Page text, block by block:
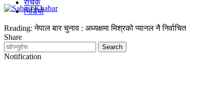
रोचक
भिडियो
Reading: नेपाल बार चुनाव : अध्यक्षमा मिश्रको प्यानल नै निर्वाचित
Share
Notification